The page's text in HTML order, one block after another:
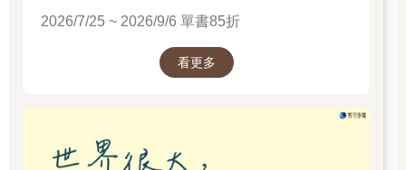
一條橫穿核電廠的步道；還有位於歐洲最大軍事演習基地內的巨
我早就知道，除了眾所皆知的啤酒、麵包、古典樂，德國還有更
多稀奇古怪的特色，現在我終於收集到了它們真實存在的證據。
有次我在卡韋斯特海姆核電廠區健行完之後，不想再繞一大圈走
回我停車的地方，所以我鑽進灌木叢中試圖找一條捷徑。我穿過
2026/7/25 ~ 2026/9/6 單書85折
看更多